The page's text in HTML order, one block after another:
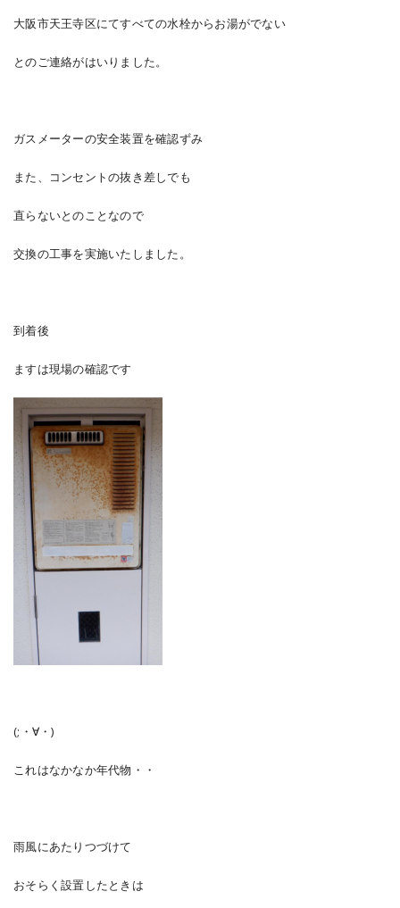
大阪市天王寺区にてすべての水栓からお湯がでない
とのご連絡がはいりました。
ガスメーターの安全装置を確認ずみ
また、コンセントの抜き差しでも
直らないとのことなので
交換の工事を実施いたしました。
到着後
ますは現場の確認です
(;・∀・)
これはなかなか年代物・・
雨風にあたりつづけて
おそらく設置したときは